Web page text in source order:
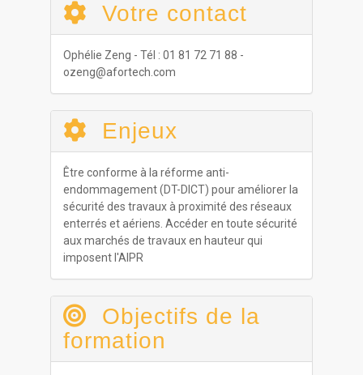
Votre contact
Ophélie Zeng - Tél : 01 81 72 71 88 -
ozeng@afortech.com
Enjeux
Être conforme à la réforme anti-
endommagement (DT-DICT) pour améliorer la
sécurité des travaux à proximité des réseaux
enterrés et aériens. Accéder en toute sécurité
aux marchés de travaux en hauteur qui
imposent l'AIPR
Objectifs de la
formation